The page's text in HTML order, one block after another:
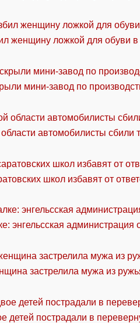
женщину ложкой для обуви
мини-завод по
автомобилисты сбили
школ избавят от
энгельсская администрация
застрелила мужа из
детей пострадали в